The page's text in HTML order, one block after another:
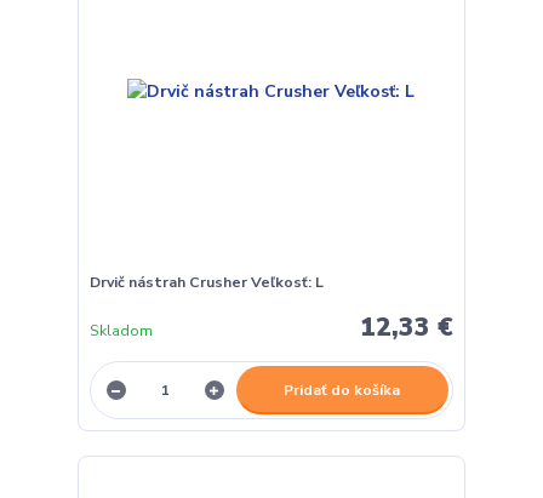
Drvič nástrah Crusher Veľkosť: L
12,33 €
Skladom
Pridať do košíka